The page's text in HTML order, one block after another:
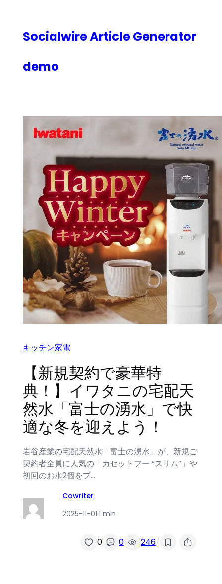
Socialwire Article Generator
demo
キッチン家電
【新規契約で豪華特
典！】イワタニの宅配天
然水「富士の湧水」で快
適な冬を迎えよう！
岩谷産業の宅配天然水「富士の湧水」が、新規ご
契約者全員に人気の「カセットフー “スリム”」や
初回のお水2個をプ…
Cowriter
2025-11-01·1 min
0 0 246/